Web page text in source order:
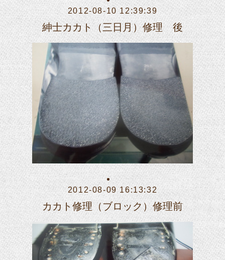
2012-08-10 12:39:39
紳士カカト（三日月）修理 後
2012-08-09 16:13:32
カカト修理（ブロック）修理前